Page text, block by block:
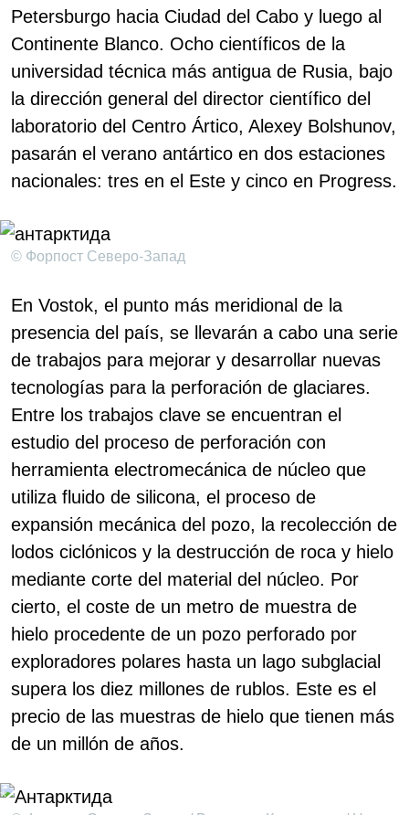
Petersburgo hacia Ciudad del Cabo y luego al
Continente Blanco. Ocho científicos de la
universidad técnica más antigua de Rusia, bajo
la dirección general del director científico del
laboratorio del Centro Ártico, Alexey Bolshunov,
pasarán el verano antártico en dos estaciones
nacionales: tres en el Este y cinco en Progress.
© Форпост Северо-Запад
En Vostok, el punto más meridional de la
presencia del país, se llevarán a cabo una serie
de trabajos para mejorar y desarrollar nuevas
tecnologías para la perforación de glaciares.
Entre los trabajos clave se encuentran el
estudio del proceso de perforación con
herramienta electromecánica de núcleo que
utiliza fluido de silicona, el proceso de
expansión mecánica del pozo, la recolección de
lodos ciclónicos y la destrucción de roca y hielo
mediante corte del material del núcleo. Por
cierto, el coste de un metro de muestra de
hielo procedente de un pozo perforado por
exploradores polares hasta un lago subglacial
supera los diez millones de rublos. Este es el
precio de las muestras de hielo que tienen más
de un millón de años.